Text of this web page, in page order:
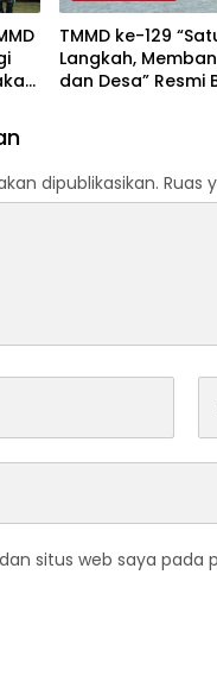
TMMD ke-129
Langkah,
dan Desa” Resmi
dipublikasikan. Ruas
situs web saya